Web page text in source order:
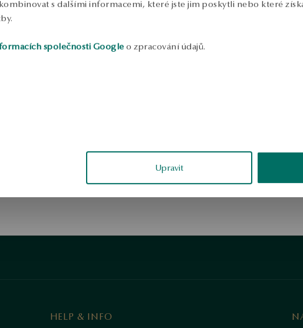
s dalšími informacemi, které jste jim poskytli nebo které
společnosti Google o zpracování údajů.
Upravit
prsten z bílého zlata
1
HELP & INFO